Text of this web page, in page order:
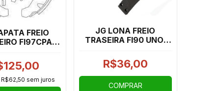
FREIO
FI97CPA
HASTE
R$62,50 sem juros
JG LONA FREIO
TRASEIRA FI90 UNO,
R$36,00
COMPRAR